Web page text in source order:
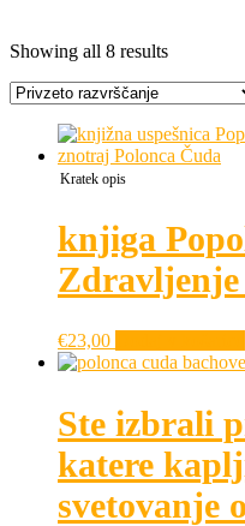
Showing all 8 results
Kratek opis
knjiga
€23,00
Ste izbrali
katere
svetovanje